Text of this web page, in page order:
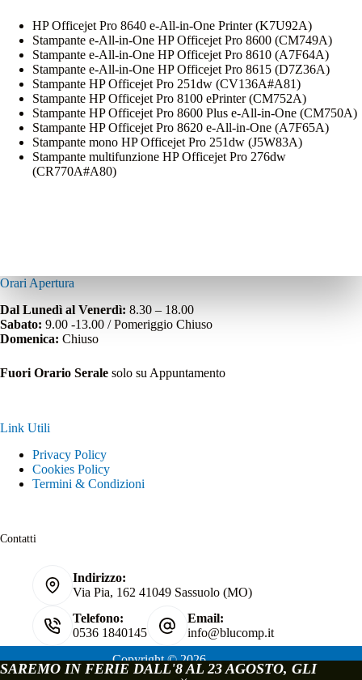
SAREMO IN FERIE DALL'8 AL 23 AGOSTO, GLI
HP Officejet Pro 8640 e-All-in-One Printer (K7U92A)
Stampante e-All-in-One HP Officejet Pro 8600 (CM749A)
Stampante e-All-in-One HP Officejet Pro 8610 (A7F64A)
Stampante e-All-in-One HP Officejet Pro 8615 (D7Z36A)
Stampante HP Officejet Pro 251dw (CV136A#A81)
Stampante HP Officejet Pro 8100 ePrinter (CM752A)
Stampante HP Officejet Pro 8600 Plus e-All-in-One (CM750A)
Stampante HP Officejet Pro 8620 e-All-in-One (A7F65A)
Stampante mono HP Officejet Pro 251dw (J5W83A)
Stampante multifunzione HP Officejet Pro 276dw
(CR770A#A80)
Orari Apertura
Dal Lunedì al Venerdì: 8.30 – 18.00
Sabato: 9.00 -13.00 / Pomeriggio Chiuso
Domenica: Chiuso
Fuori Orario Serale solo su Appuntamento
Link Utili
Privacy Policy
Cookies Policy
Termini & Condizioni
Contatti
Indirizzo:
Via Pia, 162 41049 Sassuolo (MO)
Telefono:
0536 1840145
Email:
info@blucomp.it
Copyright © 2026
Blucomp Snc di Padovani Matteo e c.